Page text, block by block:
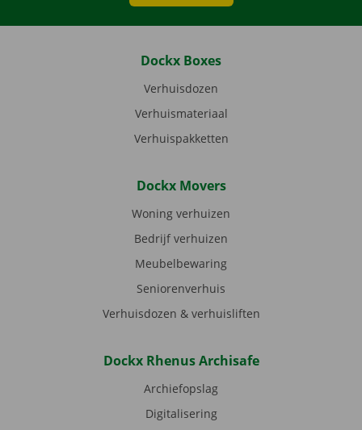
Dockx Boxes
Verhuisdozen
Verhuismateriaal
Verhuispakketten
Dockx Movers
Woning verhuizen
Bedrijf verhuizen
Meubelbewaring
Seniorenverhuis
Verhuisdozen & verhuisliften
Dockx Rhenus Archisafe
Archiefopslag
Digitalisering